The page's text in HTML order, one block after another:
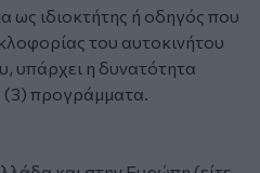
ως ιδιοκτήτης ή οδηγός που
του αυτοκινήτου
υπάρχει η δυνατότητα
(3) προγράμματα.